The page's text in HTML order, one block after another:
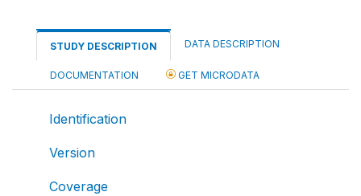
STUDY DESCRIPTION DATA DESCRIPTION
DOCUMENTATION GET MICRODATA
Identification
Version
Coverage